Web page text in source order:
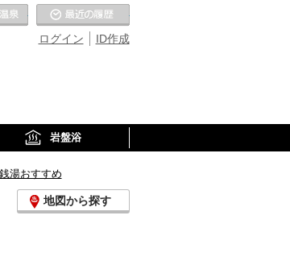
ID作成
ログイン
お気に入りの温泉
岩盤浴
湯おすすめ
地図から探す